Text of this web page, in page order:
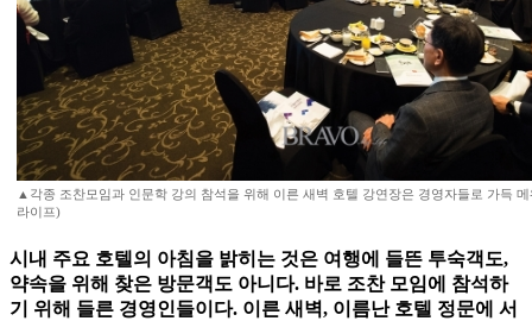
▲각종 조찬모임과 인문학 강의 참석을 위해 이른 새벽 호텔 강연장은 경영자들로 가득
라이프)
시내 주요 호텔의 아침을 밝히는 것은 여행에 들뜬 투숙객도,
약속을 위해 찾은 방문객도 아니다. 바로 조찬 모임에 참석하
기 위해 들른 경영인들이다. 이른 새벽, 이름난 호텔 정문에 서